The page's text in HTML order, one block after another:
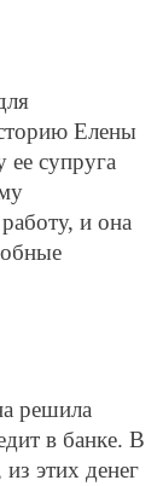
Елены
ее супруга
и она
решила
в банке. В
этих денег